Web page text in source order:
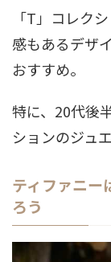
「T」コレク
感もあるデザ
おすすめ。
特に、20代後
ションのジュ
ティファニー
ろう